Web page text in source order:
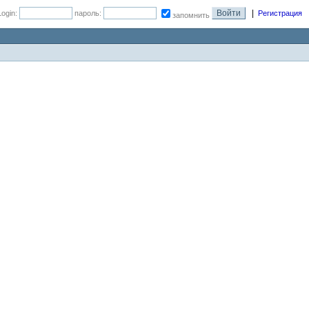
пароль: запомнить Регистрация